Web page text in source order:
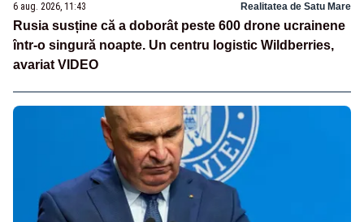
6 aug. 2026, 11:43 Realitatea de Satu Mare
Rusia susține că a doborât peste 600 drone ucrainene
într-o singură noapte. Un centru logistic Wildberries,
avariat VIDEO